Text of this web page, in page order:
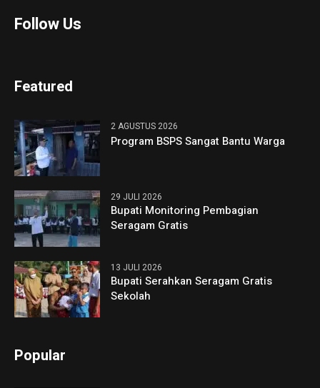
Follow Us
Featured
2 AGUSTUS 2026
Program BSPS Sangat Bantu Warga
29 JULI 2026
Bupati Monitoring Pembagian
Seragam Gratis
13 JULI 2026
Bupati Serahkan Seragam Gratis
Sekolah
Popular